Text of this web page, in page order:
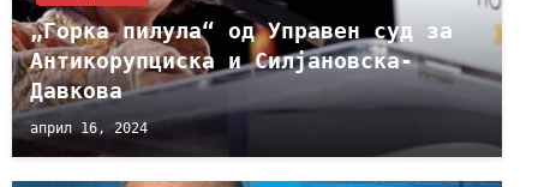
„Горка пилула“ од Управен суд за
Антикорупциска и Силјановска-
Давкова
април 16, 2024